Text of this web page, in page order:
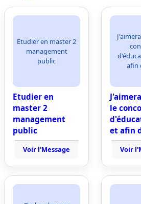
Etudier en master 2
management
public
Etudier en
master 2
management
public
Voir l'Message
afin
le
et afin
Voir